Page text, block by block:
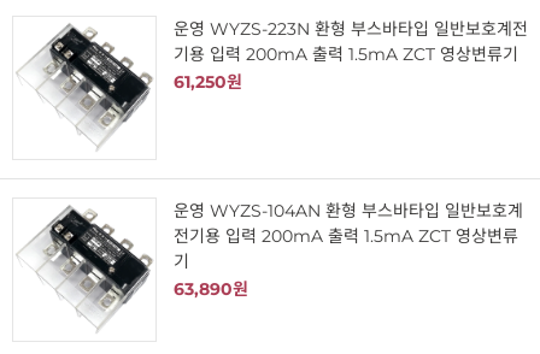
운영 WYZS-223N 환형 부스바타입 일반보호계전
기용 입력 200mA 출력 1.5mA ZCT 영상변류기
61,250원
운영 WYZS-104AN 환형 부스바타입 일반보호계
전기용 입력 200mA 출력 1.5mA ZCT 영상변류
기
63,890원